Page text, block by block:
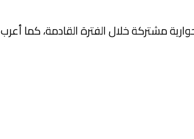
مشتركة خلال الفترة القادمة، كما